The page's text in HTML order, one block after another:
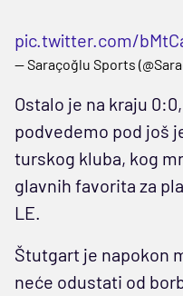
pic.twitter.com/
— Saraçoğlu Sports
Ostalo je na kraju
podvedemo pod još
turskog kluba, kog
glavnih favorita za
LE.
Štutgart je napokon
neće odustati od